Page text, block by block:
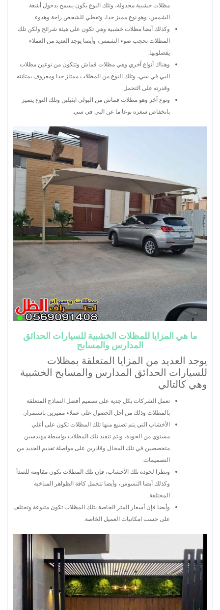
مظلات خشبية مجدولة، وتلك النوع يكون يسمح بدخول أشعة
الشمس، وهو نوع مميز جدا، وتعطي للشخص راحة وهدوء.
وكذلك أيضا مظلات خشبية وهي تكون على هيئة شرائح ولكن تلك
المظلات تحجب ضوء الشمس، وأيضا يوجد العديد من العملاء
يفضلونها.
وهناك أنواع آخري وهي مظلات قماش وتتكون من نوعين مظلات
البي في سي، وتلك النوع من المظلات ممتاز جدا ومعروف بمتانته
وقدرته على التحمل.
ونوع آخر وهو مظلات قماش من البولي ايثيلين وتلك النوع يتميز
بانخفاض سعره نوعا ما عن البي في سي.
ما هي المزايا للمظلات الخشبية للسيارات الحدائق
المدارس والمسابح
يوجد العديد من المزايا المتعلقة بمظلات
للسيارات الحدائق المدارس والمسابح الخشبية
وهي كالتالي
تعمل الشركات بكل جدية على تصميم أفضل النماذج المتعلقة
بالمظلات وذلك من أجل الحصول على عملاء مميزين باستمرار.
الأخشاب التي يتم تصنيع منها تلك المظلات تكون على أعلي
مستوي من الجودة، ويتم تنفيذ تلك المظلات بواسطة مهندسين
متخصصين في تلك المجال وقادرين على مواصلة تقديم الجديد من
التصميمات.
ونظرا لجودة تلك الأخشاب، فإن تلك المظلات تكون مقاومة للصدأ
وكذلك أيضا التسوس، وأيضا تتحمل كافة الظواهر المناخية
المختلفة.
وأيضا فإن أسعار المتر الخاصة بتلك المظلات تكون متنوعة وتختلف
على حسب امكانيات العميل الخاصة.